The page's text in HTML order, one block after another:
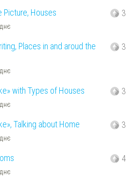
Picture, Houses 3
Places in and aroud the
3
with Types of Houses 3
Talking about Home 3
4